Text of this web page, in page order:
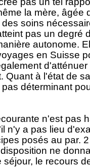
la mère, âgée
soins
pas un degré
autonome.
en Suisse
Quant à l'état de
déterminant
n'est pas
n'y a pas lieu
posés au par.
ne
le recours